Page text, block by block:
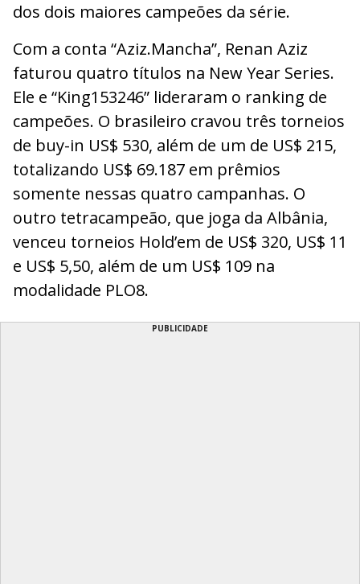
dos dois maiores campeões da série.
Com a conta “Aziz.Mancha”, Renan Aziz
faturou quatro títulos na New Year Series.
Ele e “King153246” lideraram o ranking de
campeões. O brasileiro cravou três torneios
de buy-in US$ 530, além de um de US$ 215,
totalizando US$ 69.187 em prêmios
somente nessas quatro campanhas. O
outro tetracampeão, que joga da Albânia,
venceu torneios Hold’em de US$ 320, US$ 11
e US$ 5,50, além de um US$ 109 na
modalidade PLO8.
PUBLICIDADE